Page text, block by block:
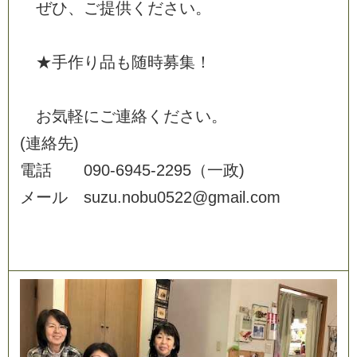
ぜひ、 ご提供 く ださ い。
★手作り 品も 随時募集 ！
お気軽にご連絡 く ださ い。
(連絡先)
電話 090-6945-2295 （一政)
メ ール suzu.nobu0522@gmai .com